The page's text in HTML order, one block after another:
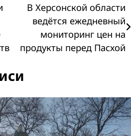
В Херсонской области
ведётся ежедневный
мониторинг цен на
продукты перед Пасхой